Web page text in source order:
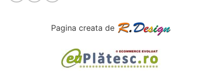
Pagina creata de